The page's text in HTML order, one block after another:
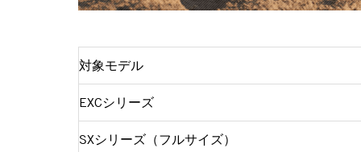
対象モデル
EXCシリーズ
SXシリーズ（フルサイズ）